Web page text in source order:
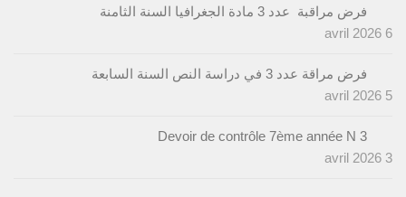
فرض مراقبة عدد 3 مادة الجغرافيا السنة الثامنة
6 avril 2026
فرض مراقة عدد 3 في دراسة النص السنة السابعة
5 avril 2026
Devoir de contrôle 7ème année N 3
3 avril 2026